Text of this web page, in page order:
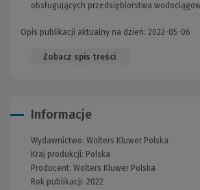
obsługujących przedsiębiorstwa
Opis publikacji aktualny na dzień: 2022-05-06
Zobacz spis treści
Informacje
Wydawnictwo: Wolters Kluwer Polska
Kraj produkcji: Polska
Producent: Wolters Kluwer Polska
Rok publikacji: 2022